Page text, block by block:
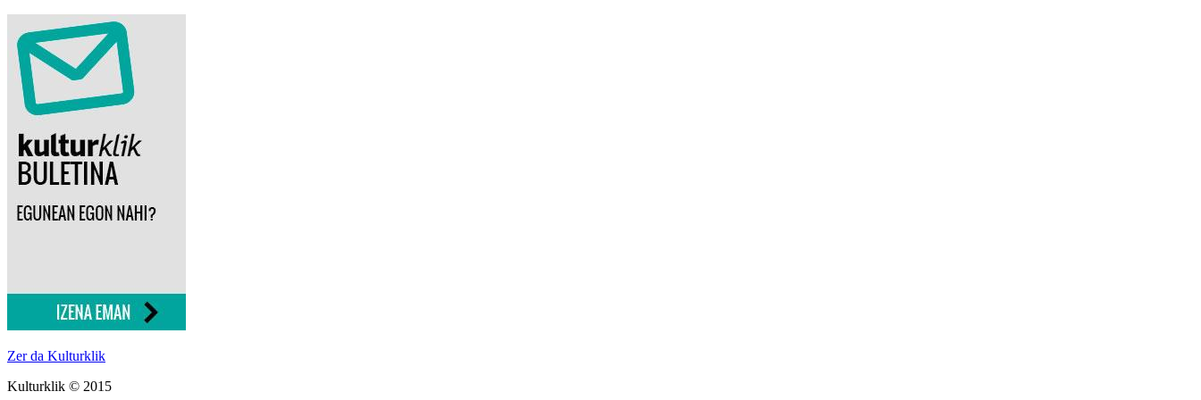
Zer da Kulturklik
Kulturklik © 2015